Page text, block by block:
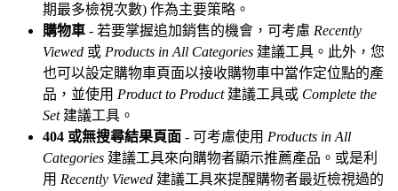
期最多檢視次數) 作為主要策略。
購物車 - 若要掌握追加銷售的機會，可考慮 Recently
Viewed 或 Products in All Categories 建議工具。此外，您
也可以設定購物車頁面以接收購物車中當作定位點的產
品，並使用 Product to Product建議工具或 Complete the
Set建議工具。
404 或無搜尋結果頁面 - 可考慮使用 Products in All
Categories 建議工具來向購物者顯示推薦產品。或是利
用 Recently Viewed 建議工具來提醒購物者最近檢視過的